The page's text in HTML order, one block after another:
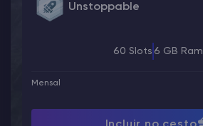
Unstoppable
60 Slots 6 GB Ram
Mensal